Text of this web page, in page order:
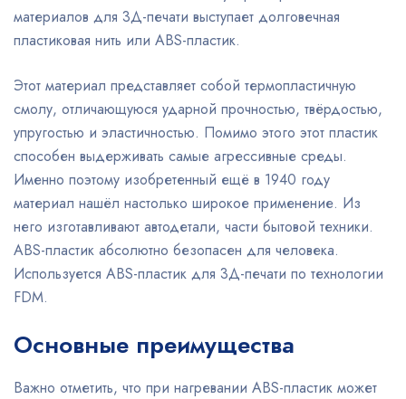
материалов для 3Д-печати выступает долговечная
пластиковая нить или ABS-пластик.
Этот материал представляет собой термопластичную
смолу, отличающуюся ударной прочностью, твёрдостью,
упругостью и эластичностью. Помимо этого этот пластик
способен выдерживать самые агрессивные среды.
Именно поэтому изобретенный ещё в 1940 году
материал нашёл настолько широкое применение. Из
него изготавливают автодетали, части бытовой техники.
ABS-пластик абсолютно безопасен для человека.
Используется ABS-пластик для 3Д-печати по технологии
FDM.
Основные преимущества
Важно отметить, что при нагревании ABS-пластик может